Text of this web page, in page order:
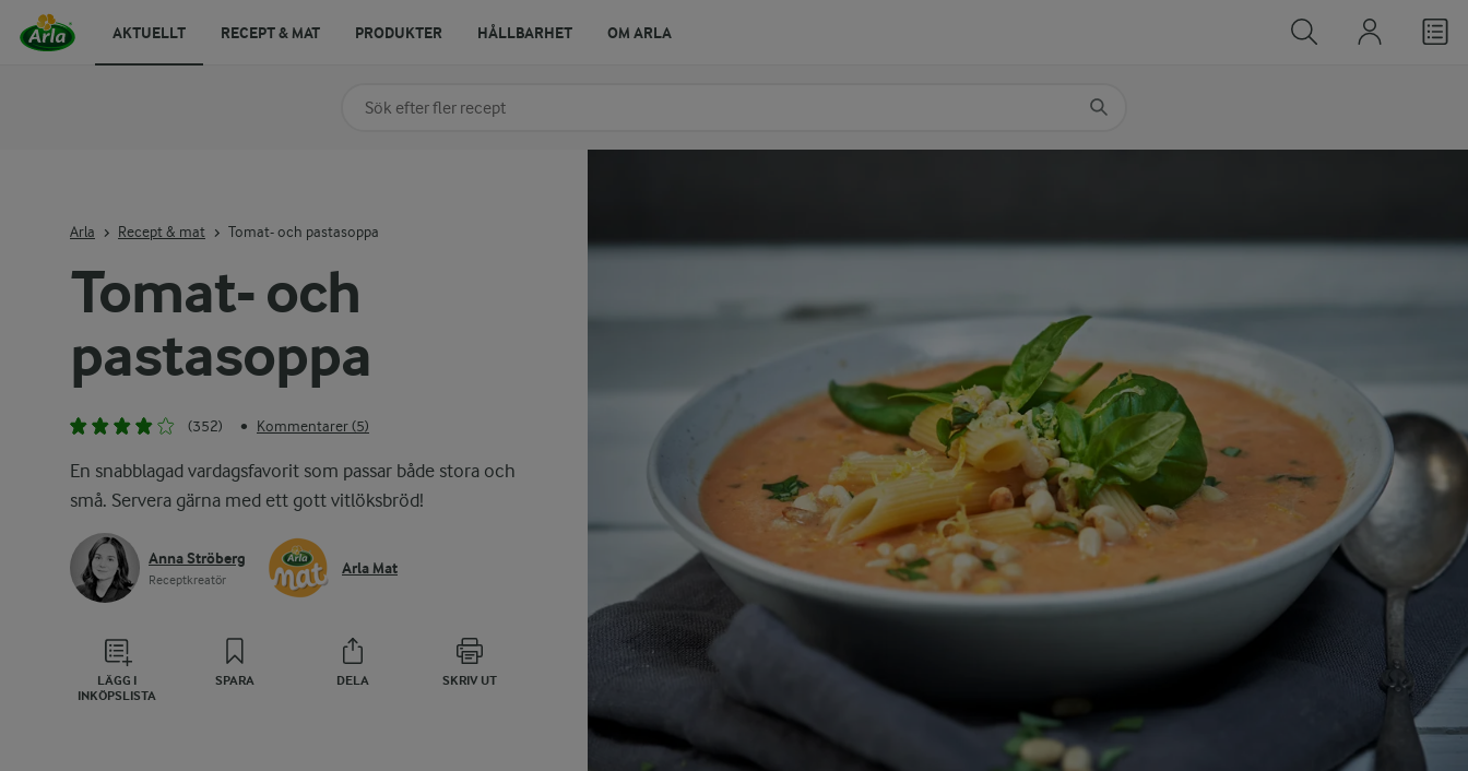
Tomat- och
pastasoppa
(352) • Kommentarer (5)
En snabblagad vardagsfavorit som passar både stora och
små. Servera gärna med ett gott vitlöksbröd!
Anna Ströberg
Receptkreatör
Arla Mat
LÄGG I
INKÖPSLISTA
SPARA DELA SKRIV UT
Arla Recept & mat Tomat- och pastasoppa
Sök på kategori eller ingrediens
AKTUELLT RECEPT & MAT PRODUKTER HÅLLBARHET OM ARLA